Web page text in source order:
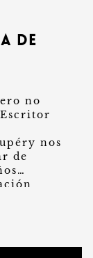
de
no
nos
de